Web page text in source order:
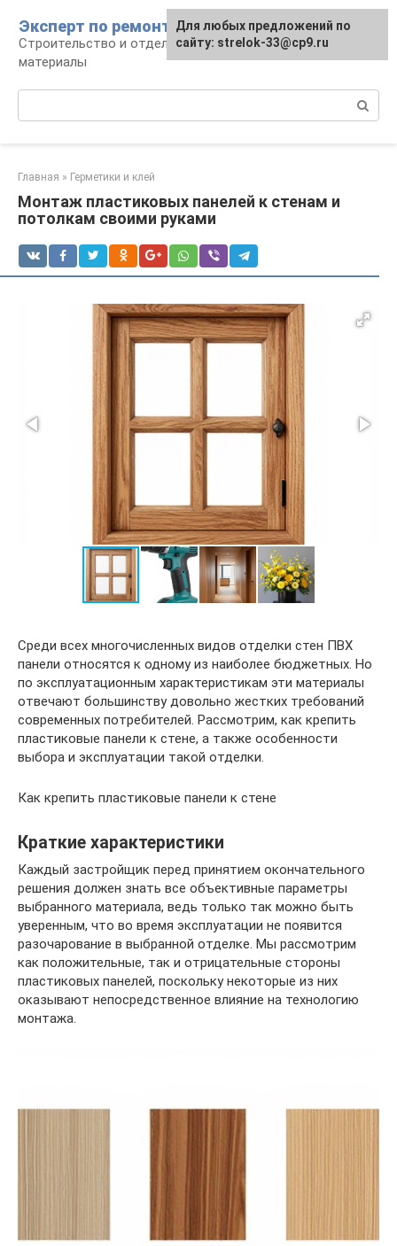
контенту
Эксперт по ремонту
Строительство и отделка: работы и
материалы
Главная » Герметики и клей
Монтаж пластиковых панелей к стенам и
потолкам своими руками
Среди всех многочисленных видов отделки стен ПВХ
панели относятся к одному из наиболее бюджетных. Но
по эксплуатационным характеристикам эти материалы
отвечают большинству довольно жестких требований
современных потребителей. Рассмотрим, как крепить
пластиковые панели к стене, а также особенности
выбора и эксплуатации такой отделки.
Как крепить пластиковые панели к стене
Краткие характеристики
Каждый застройщик перед принятием окончательного
решения должен знать все объективные параметры
выбранного материала, ведь только так можно быть
уверенным, что во время эксплуатации не появится
разочарование в выбранной отделке. Мы рассмотрим
как положительные, так и отрицательные стороны
пластиковых панелей, поскольку некоторые из них
оказывают непосредственное влияние на технологию
монтажа.
Для любых предложений по
сайту: strelok-33@cp9.ru
Для любых предложений по
сайту: strelok-33@cp9.ru